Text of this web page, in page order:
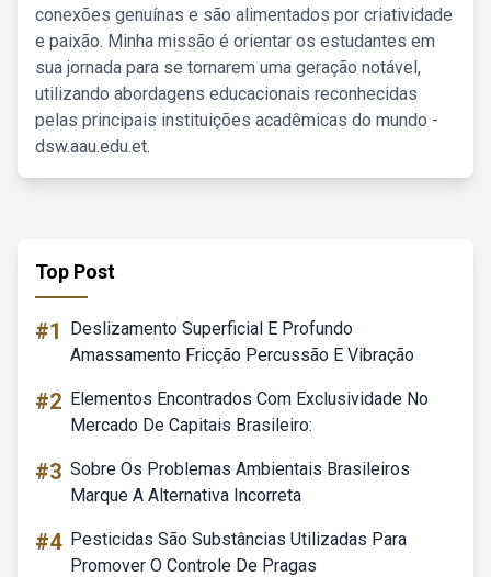
conexões genuínas e são alimentados por criatividade
e paixão. Minha missão é orientar os estudantes em
sua jornada para se tornarem uma geração notável,
utilizando abordagens educacionais reconhecidas
pelas principais instituições acadêmicas do mundo -
dsw.aau.edu.et.
Top Post
#1
Deslizamento Superficial E Profundo
Amassamento Fricção Percussão E Vibração
#2 Elementos Encontrados Com Exclusividade No
Mercado De Capitais Brasileiro:
#3 Sobre Os Problemas Ambientais Brasileiros
Marque A Alternativa Incorreta
#4 Pesticidas São Substâncias Utilizadas Para
Promover O Controle De Pragas